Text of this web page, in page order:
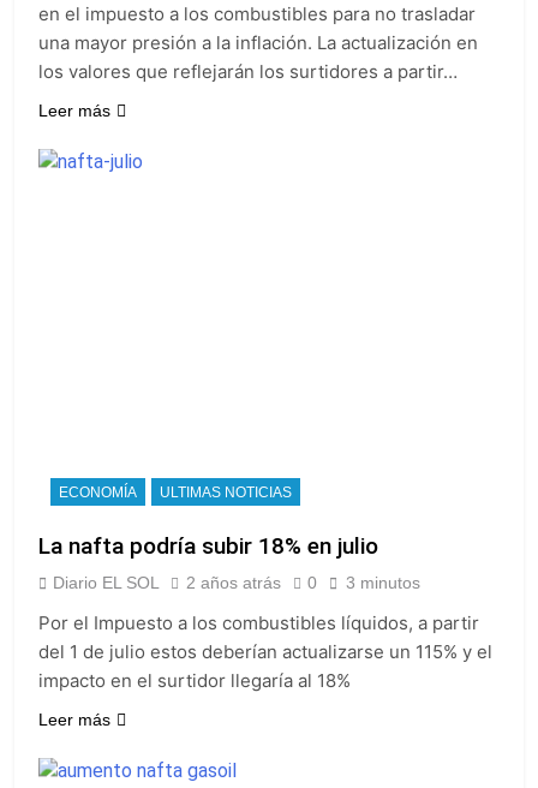
en el impuesto a los combustibles para no trasladar
una mayor presión a la inflación. La actualización en
los valores que reflejarán los surtidores a partir…
Leer más
ECONOMÍA ULTIMAS NOTICIAS
La nafta podría subir 18% en julio
Diario EL SOL 2 años atrás 0 3 minutos
Por el Impuesto a los combustibles líquidos, a partir
del 1 de julio estos deberían actualizarse un 115% y el
impacto en el surtidor llegaría al 18%
Leer más